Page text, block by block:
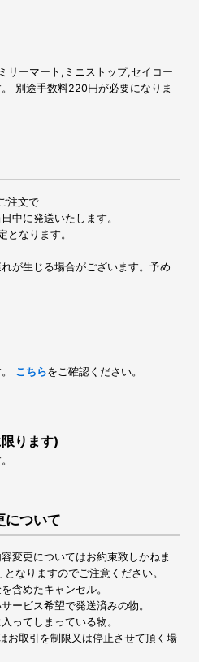
リーマート,ミニストップ,セイコー
別途手数料220円が必要になりま
注文で
中に発送いたします。
となります。
が生じる場合がございます。予め
こちらをご確認ください。
ります)
について
変更についてはお約束致しかねま
なりますのでご注意ください。
含めたキャンセル。
ービス希望で発送済みの物。
ってしまっている物。
お取引を制限又は停止させて頂く場